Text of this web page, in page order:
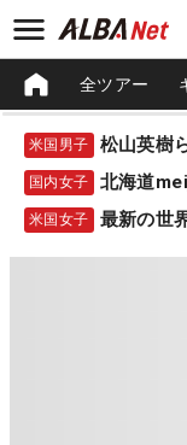
全ツアー
米国男子
国内女子 北海道
米国女子 最新の世